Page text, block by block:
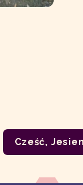
Cześć,